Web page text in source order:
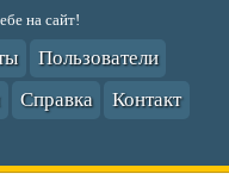
на сайт!
Пользователи
Справка
Контакт